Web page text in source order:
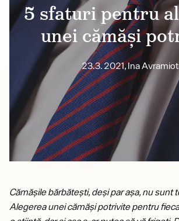
5 sfaturi pentru
unei cămăși
23.3. 2021, Ina
Cămășile bărbătești, deși par așa, nu sunt
Alegerea unei cămăși potrivite pentru